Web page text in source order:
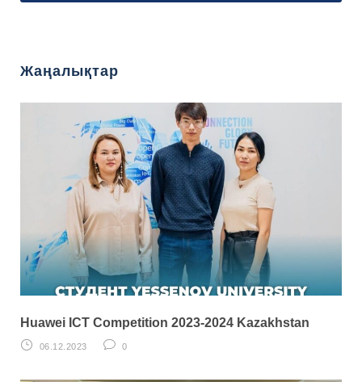
Жаңалықтар
Huawei ICT Competition 2023-2024 Kazakhstan
06.12.2023 0